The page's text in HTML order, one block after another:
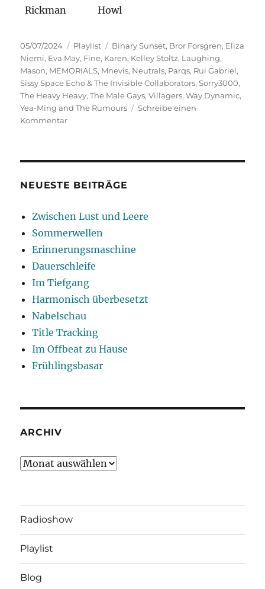
Rickman
Howl
Veröffentlicht
am
05/07/2024 Kategorien
Playlist Schlagwörter
Binary Sunset, Bror Forsgren, Eliza
Niemi, Eva May, Fine, Karen, Kelley Stoltz, Laughing,
Mason, MEMORIALS, Mnevis, Neutrals, Parqs, Rui Gabriel,
Sissy Space Echo & The Invisible Collaborators,Sorry3000,
The Heavy Heavy,The Male Gays,Villagers,Way Dynamic,
Yea-Ming and The Rumours
Schreibe einen
Kommentarzu
NEUESTE BEITRÄGE
Zwischen Lust und Leere
Sommerwellen
Erinnerungsmaschine
Dauerschleife
Im Tiefgang
Harmonisch überbesetzt
Nabelschau
Title Tracking
Im Offbeat zu Hause
Frühlingsbasar
ARCHIV
Archiv
Radioshow
Playlist
Blog